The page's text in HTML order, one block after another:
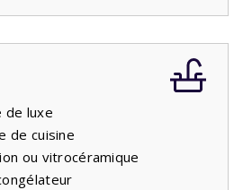
de luxe
de cuisine
ou vitrocéramique